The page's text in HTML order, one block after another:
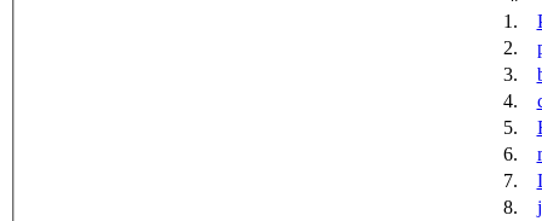
1.
2.
3.
4.
5.
6.
7.
8.